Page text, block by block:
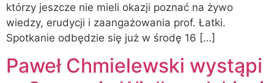
którzy jeszcze nie mieli okazji poznać na żywo
wiedzy, erudycji i zaangażowania prof. Łatki.
Spotkanie odbędzie się już w środę 16 […]
Paweł Chmielewski wystąpi